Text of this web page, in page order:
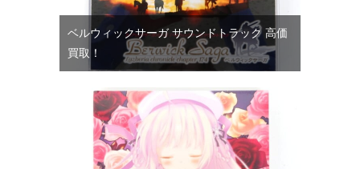
ベルウィックサーガ サウンドトラック 高価
買取！